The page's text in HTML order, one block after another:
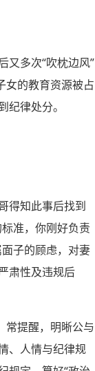
又多次“吹枕边风”
女的教育资源被占
律处分。
得知此事后找到
准，你刚好负责
子的顾虑，对妻
肃性及违规后
常提醒，明晰公与
、人情与纪律规